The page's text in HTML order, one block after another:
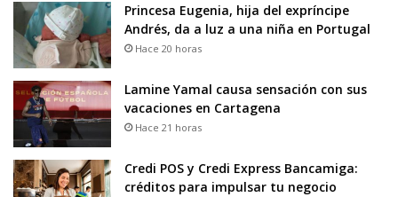
Princesa Eugenia, hija del expríncipe
Andrés, da a luz a una niña en Portugal
Hace 20 horas
Lamine Yamal causa sensación con sus
vacaciones en Cartagena
Hace 21 horas
Credi POS y Credi Express Bancamiga:
créditos para impulsar tu negocio